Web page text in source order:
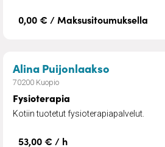
0,00 € / Maksusitoumuksella
Alina Puijonlaakso
70200 Kuopio
Fysioterapia
Kotiin tuotetut fysioterapiapalvelut.
53,00 € / h